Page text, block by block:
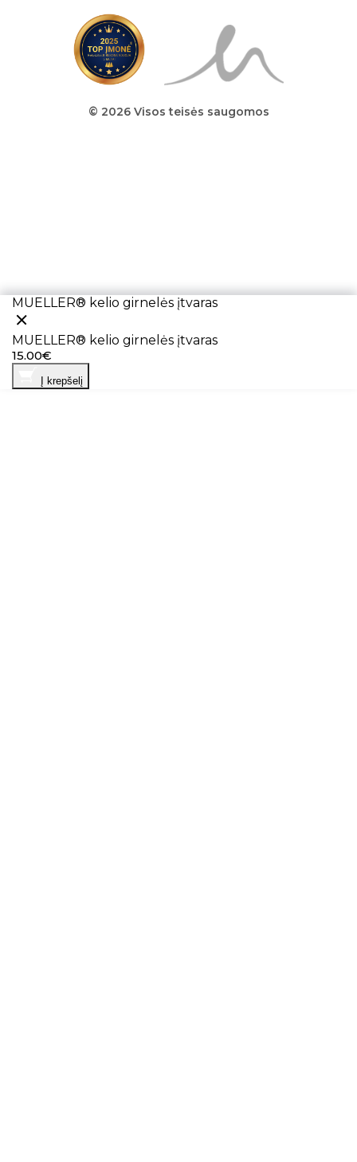
© 2026 Visos teisės saugomos
MUELLER® kelio girnelės įtvaras
MUELLER® kelio girnelės įtvaras
15.00€
Į krepšelį